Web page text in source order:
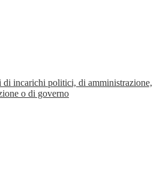
di incarichi politici, di amministrazione,
o di governo